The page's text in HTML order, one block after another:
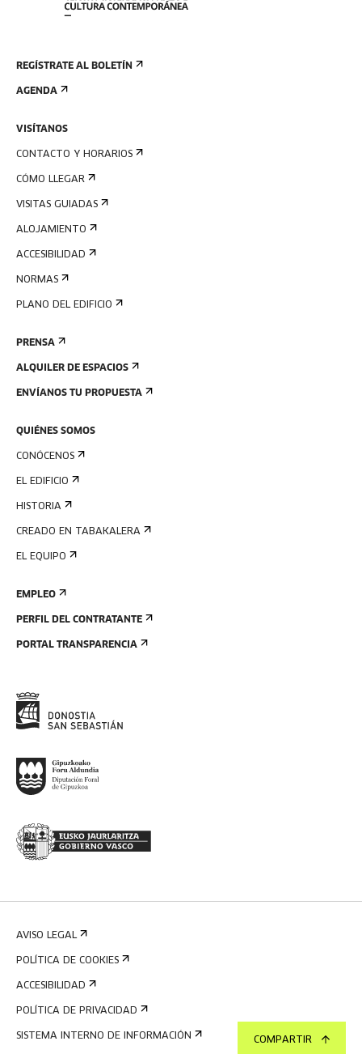
COMPARTIR
REGÍSTRATE AL BOLETÍN
AGENDA
VISÍTANOS
CONTACTO Y HORARIOS
CÓMO LLEGAR
VISITAS GUIADAS
ALOJAMIENTO
ACCESIBILIDAD
NORMAS
PLANO DEL EDIFICIO
PRENSA
ALQUILER DE ESPACIOS
ENVÍANOS TU PROPUESTA
QUIÉNES SOMOS
CONÓCENOS
EL EDIFICIO
HISTORIA
CREADO EN TABAKALERA
EL EQUIPO
EMPLEO
PERFIL DEL CONTRATANTE
PORTAL TRANSPARENCIA
AVISO LEGAL
POLÍTICA DE COOKIES
ACCESIBILIDAD
POLÍTICA DE PRIVACIDAD
SISTEMA INTERNO DE INFORMACIÓN